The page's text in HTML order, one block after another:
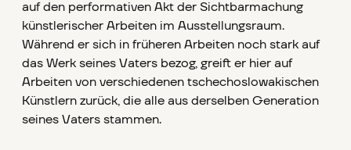
auf den performativen Akt der Sichtbarmachung
künstlerischer Arbeiten im Ausstellungsraum.
Während er sich in früheren Arbeiten noch stark auf
das Werk seines Vaters bezog, greift er hier auf
Arbeiten von verschiedenen tschechoslowakischen
Künstlern zurück, die alle aus derselben Generation
seines Vaters stammen.